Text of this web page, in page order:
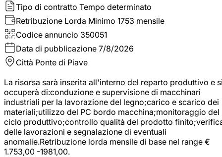
Tipo di contratto Tempo determinato
Retribuzione Lorda Minimo 1753 mensile
Codice annuncio 350051
Data di pubblicazione 7/8/2026
Città Ponte di Piave
La risorsa sarà inserita all'interno del reparto produttivo e
occuperà di:conduzione e supervisione di macchinari
industriali per la lavorazione del legno;carico e scarico dei
materiali;utilizzo del PC bordo macchina;monitoraggio del
ciclo produttivo;controllo qualità del prodotto
delle lavorazioni e segnalazione di eventuali
anomalie.Retribuzione lorda mensile di base nel range €
1.753,00 -1981,00.